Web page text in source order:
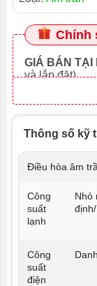
Chính
GIÁ BÁN TẠI
và lắp đặt)
Thông số kỹ
Điều hòa âm
Công
suất
lạnh
Nhỏ
Công
suất
điện